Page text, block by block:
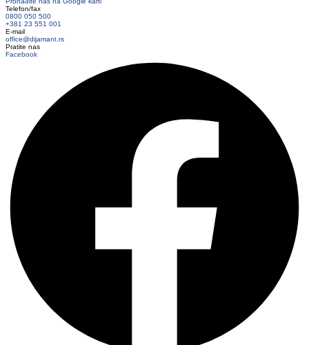
Telefon/fax
0800 050 500
+381 23 551 001
E-mail
office@dijamant.rs
Pratite nas
Facebook